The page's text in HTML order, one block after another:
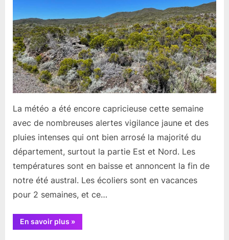
de
ce
mois
d’Avril
La météo a été encore capricieuse cette semaine
avec de nombreuses alertes vigilance jaune et des
pluies intenses qui ont bien arrosé la majorité du
département, surtout la partie Est et Nord. Les
températures sont en baisse et annoncent la fin de
notre été austral. Les écoliers sont en vacances
pour 2 semaines, et ce…
En savoir plus “Résumé
d’actualités
»